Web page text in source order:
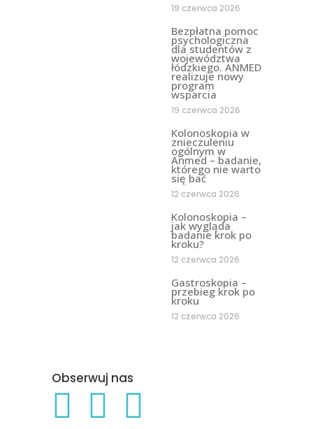
19 czerwca 2026
Bezpłatna pomoc
psychologiczna
dla studentów z
województwa
łódzkiego. ANMED
realizuje nowy
program
wsparcia
19 czerwca 2026
Kolonoskopia w
znieczuleniu
ogólnym w
Anmed – badanie,
którego nie warto
się bać
12 czerwca 2026
Kolonoskopia –
jak wygląda
badanie krok po
kroku?
12 czerwca 2026
Gastroskopia –
przebieg krok po
kroku
12 czerwca 2026
Obserwuj nas